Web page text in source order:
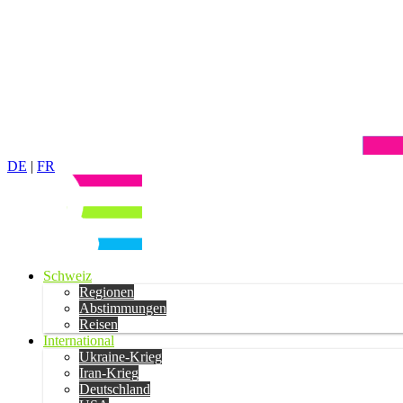
DE | FR
Schweiz
Regionen
Abstimmungen
Reisen
International
Ukraine-Krieg
Iran-Krieg
Deutschland